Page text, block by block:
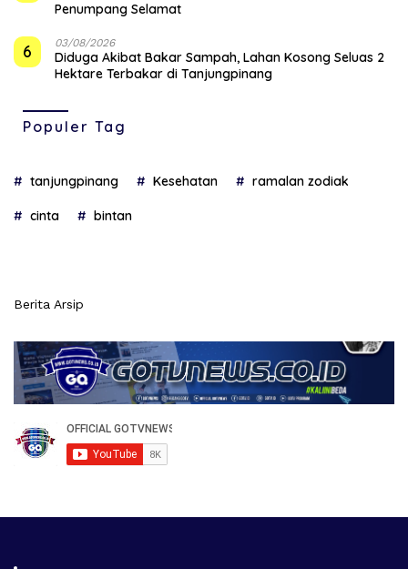
Penumpang Selamat
6 03/08/2026
Diduga Akibat Bakar Sampah, Lahan Kosong Seluas 2
Hektare Terbakar di Tanjungpinang
Populer Tag
tanjungpinang Kesehatan ramalan zodiak
cinta bintan
Berita Arsip